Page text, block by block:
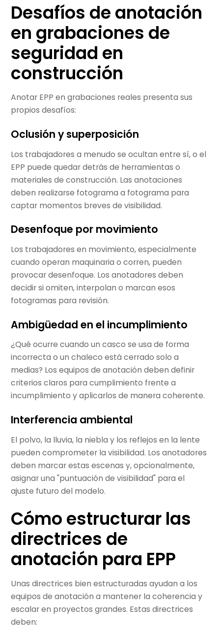
Desafíos de anotación
en grabaciones de
seguridad en
construcción
Anotar EPP en grabaciones reales presenta sus
propios desafíos:
Oclusión y superposición
Los trabajadores a menudo se ocultan entre sí, o el
EPP puede quedar detrás de herramientas o
materiales de construcción. Las anotaciones
deben realizarse fotograma a fotograma para
captar momentos breves de visibilidad.
Desenfoque por movimiento
Los trabajadores en movimiento, especialmente
cuando operan maquinaria o corren, pueden
provocar desenfoque. Los anotadores deben
decidir si omiten, interpolan o marcan esos
fotogramas para revisión.
Ambigüedad en el incumplimiento
¿Qué ocurre cuando un casco se usa de forma
incorrecta o un chaleco está cerrado solo a
medias? Los equipos de anotación deben definir
criterios claros para cumplimiento frente a
incumplimiento y aplicarlos de manera coherente.
Interferencia ambiental
El polvo, la lluvia, la niebla y los reflejos en la lente
pueden comprometer la visibilidad. Los anotadores
deben marcar estas escenas y, opcionalmente,
asignar una "puntuación de visibilidad" para el
ajuste futuro del modelo.
Cómo estructurar las
directrices de
anotación para EPP
Unas directrices bien estructuradas ayudan a los
equipos de anotación a mantener la coherencia y
escalar en proyectos grandes. Estas directrices
deben: